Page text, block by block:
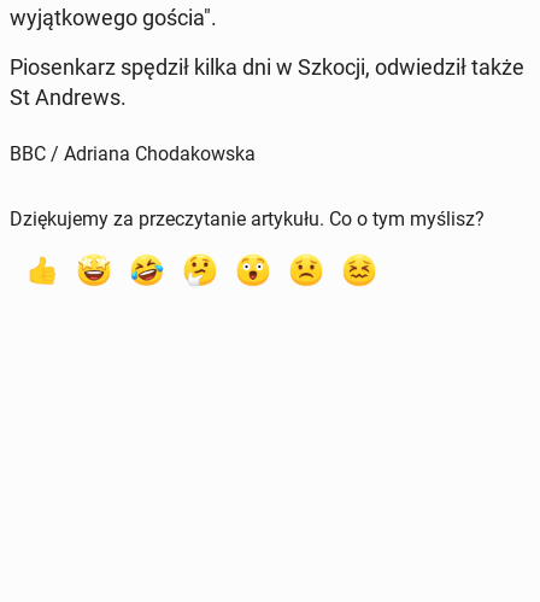
wy­jąt­ko­we­go gościa".
Pio­sen­karz spędził kilka dni w Szkocji, od­wie­dził także
St Andrews.
BBC / Adriana Chodakowska
Dziękujemy za przeczytanie artykułu. Co o tym myślisz?